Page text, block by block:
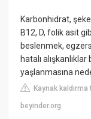
Karbonhidrat,
B12, D, folik asit
beslenmek,
hatalı
yaşlanmasına
Kaynak kaldırma
beyinder.org